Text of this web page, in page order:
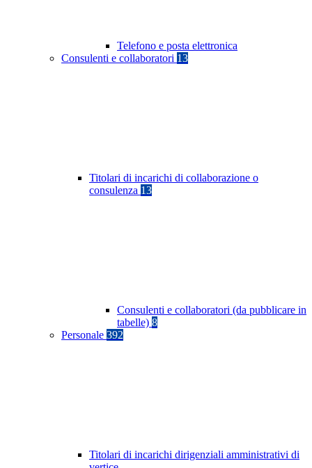
Telefono e posta elettronica
Consulenti e collaboratori 13
Titolari di incarichi di collaborazione o
consulenza 13
Consulenti e collaboratori (da pubblicare in
tabelle) 8
Personale 392
Titolari di incarichi dirigenziali amministrativi di